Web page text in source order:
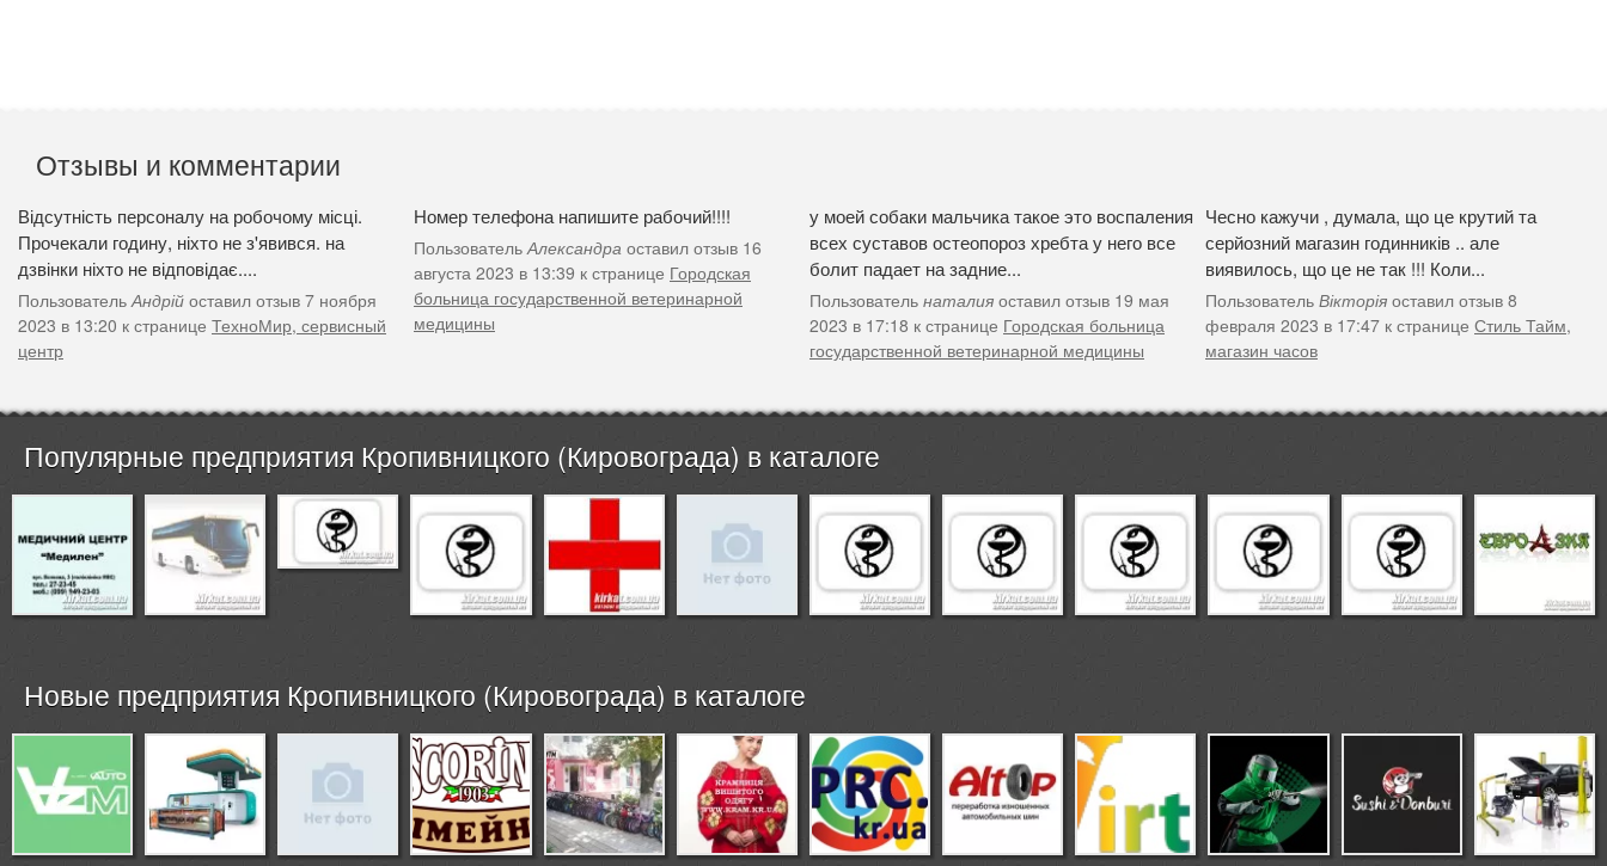
Отзывы и комментарии
Відсутність персоналу на робочому місці.
Прочекали годину, ніхто не з'явився. на
дзвінки ніхто не відповідає....
ПользовательАндрій оставил отзыв 7 ноября
2023 в 13:20 к странице ТехноМир, сервисный
центр
Номер телефона напишите рабочий!!!!
ПользовательАлександра оставил отзыв 16
августа 2023 в 13:39 к странице Городская
больница государственной ветеринарной
медицины
у моей собаки мальчика такое это воспаления
всех суставов остеопороз хребта у него все
болит падает на задние...
Пользователь наталия оставил отзыв 19 мая
2023 в 17:18 к странице Городская больница
государственной ветеринарной медицины
Чесно кажучи , думала, що це крутий та
серйозний магазин годинників .. але
виявилось, що це не так !!! Коли...
Пользователь Вікторія оставил отзыв 8
февраля 2023 в 17:47 к странице Стиль Тайм,
магазин часов
Популярные предприятия Кропивницкого (Кировограда) в каталоге
Новые предприятия Кропивницкого (Кировограда) в каталоге